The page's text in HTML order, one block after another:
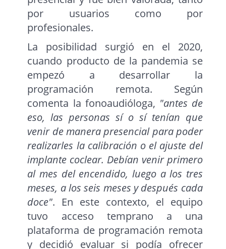
por usuarios como por
profesionales.
La posibilidad surgió en el 2020,
cuando producto de la pandemia se
empezó a desarrollar la
programación remota. Según
comenta la fonoaudióloga, "antes de
eso, las personas sí o sí tenían que
venir de manera presencial para poder
realizarles la calibración o el ajuste del
implante coclear. Debían venir primero
al mes del encendido, luego a los tres
meses, a los seis meses y después cada
doce". En este contexto, el equipo
tuvo acceso temprano a una
plataforma de programación remota
y decidió evaluar si podía ofrecer